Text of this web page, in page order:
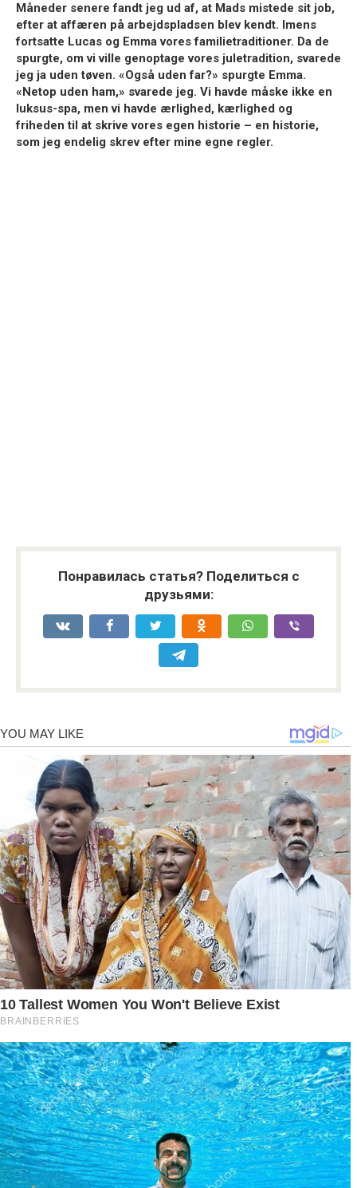
Måneder senere fandt jeg ud af, at Mads mistede sit job,
efter at affæren på arbejdspladsen blev kendt. Imens
fortsatte Lucas og Emma vores familietraditioner. Da de
spurgte, om vi ville genoptage vores juletradition, svarede
jeg ja uden tøven. «Også uden far?» spurgte Emma.
«Netop uden ham,» svarede jeg. Vi havde måske ikke en
luksus-spa, men vi havde ærlighed, kærlighed og
friheden til at skrive vores egen historie – en historie,
som jeg endelig skrev efter mine egne regler.
Понравилась статья? Поделиться с
друзьями: